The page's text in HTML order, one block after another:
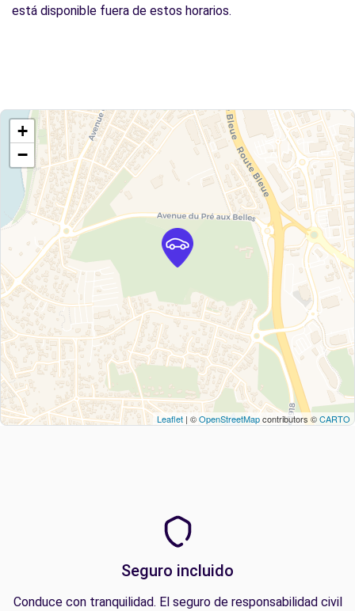
está disponible fuera de estos horarios.
+
−
Leaflet | ©OpenStreetMapcontributors ©CARTO
Seguro incluido
Conduce con tranquilidad. El seguro de responsabilidad civil